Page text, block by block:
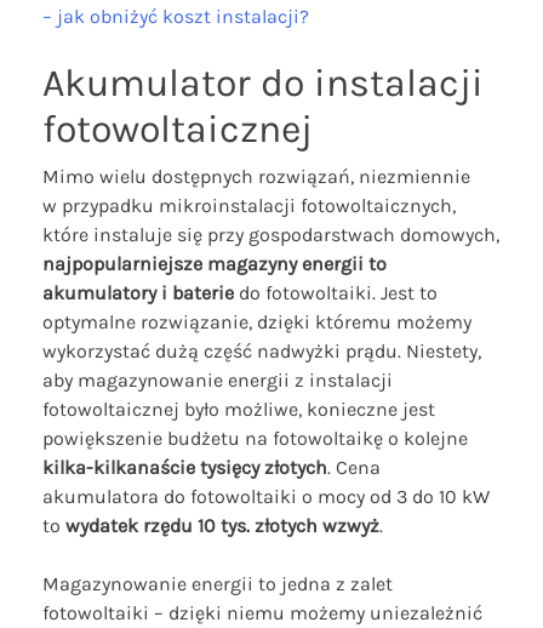
– jak obniżyć koszt instalacji?
Akumulator do instalacji
fotowoltaicznej
Mimo wielu dostępnych rozwiązań, niezmiennie
w przypadku mikroinstalacji fotowoltaicznych,
które instaluje się przy gospodarstwach domowych,
najpopularniejsze magazyny energii to
akumulatory i baterie do fotowoltaiki. Jest to
optymalne rozwiązanie, dzięki któremu możemy
wykorzystać dużą część nadwyżki prądu. Niestety,
aby magazynowanie energii z instalacji
fotowoltaicznej było możliwe, konieczne jest
powiększenie budżetu na fotowoltaikę o kolejne
kilka-kilkanaście tysięcy złotych. Cena
akumulatora do fotowoltaiki o mocy od 3 do 10 kW
to wydatek rzędu 10 tys. złotych wzwyż.
Magazynowanie energii to jedna z zalet
fotowoltaiki – dzięki niemu możemy uniezależnić